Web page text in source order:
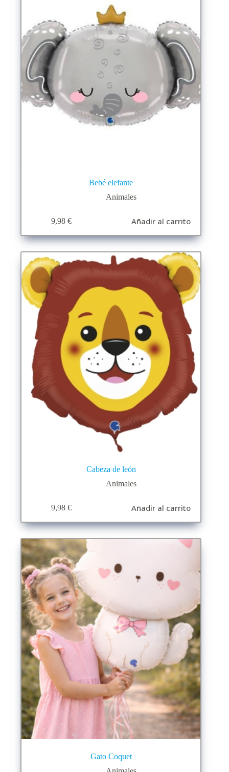
Bebé elefante
Animales
9,98 € Añadir al carrito
Cabeza de león
Animales
9,98 € Añadir al carrito
Gato Coquet